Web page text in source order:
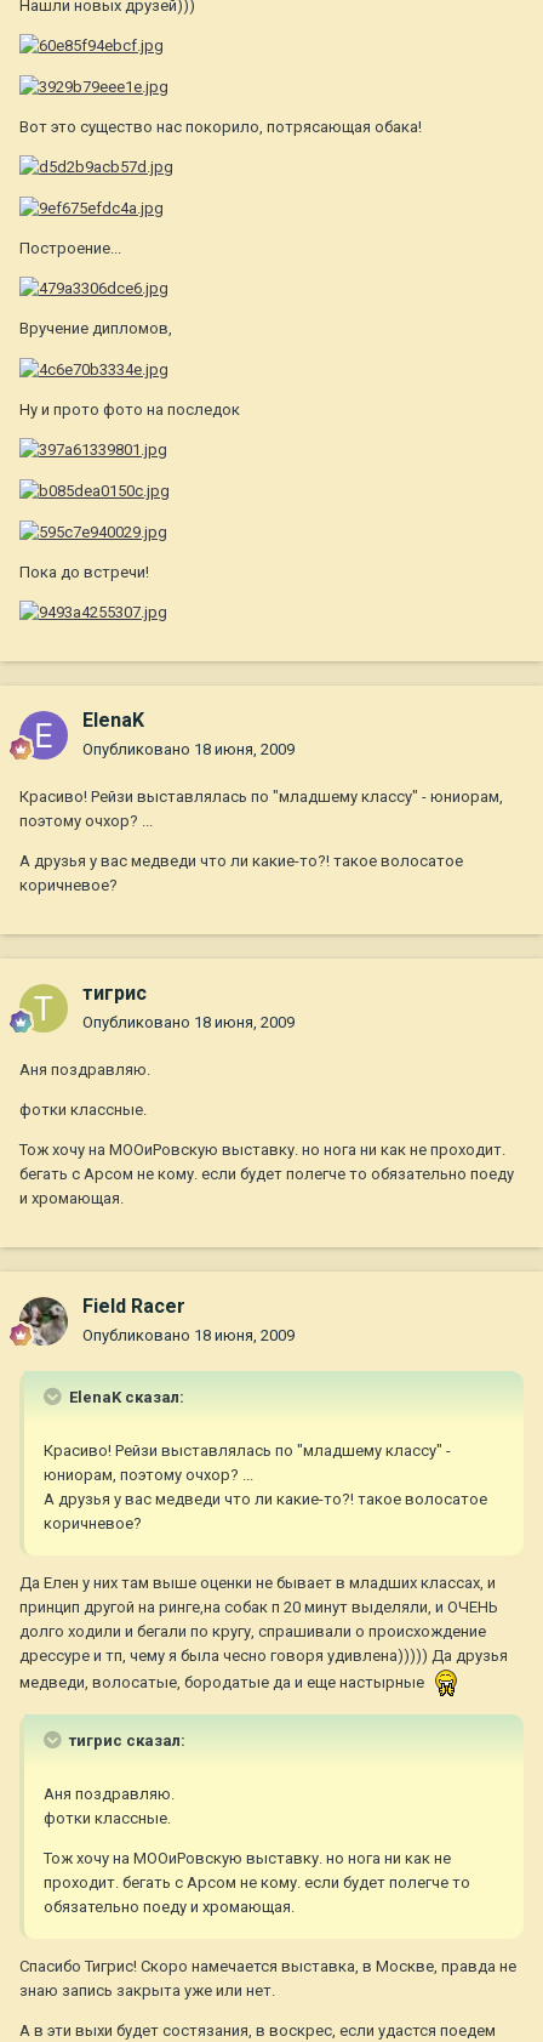
Нашли новых друзей)))
Вот это существо нас покорило, потрясающая обака!
Построение...
Вручение дипломов,
Ну и прото фото на последок
Пока до встречи!
ElenaK
Опубликовано 18 июня, 2009
Красиво! Рейзи выставлялась по "младшему классу" - юниорам,
поэтому очхор? ...
А друзья у вас медведи что ли какие-то?! такое волосатое
коричневое?
тигрис
Опубликовано 18 июня, 2009
Аня поздравляю.
фотки классные.
Тож хочу на МООиРовскую выставку. но нога ни как не проходит.
бегать с Арсом не кому. если будет полегче то обязательно поеду
и хромающая.
Field Racer
Опубликовано 18 июня, 2009
ElenaK сказал:
Красиво! Рейзи выставлялась по "младшему классу" -
юниорам, поэтому очхор? ...
А друзья у вас медведи что ли какие-то?! такое волосатое
коричневое?
Да Елен у них там выше оценки не бывает в младших классах, и
принцип другой на ринге,на собак п 20 минут выделяли, и ОЧЕНЬ
долго ходили и бегали по кругу, спрашивали о происхождение
дрессуре и тп, чему я была чесно говоря удивлена))))) Да друзья
медведи, волосатые, бородатые да и еще настырные
тигрис сказал:
Аня поздравляю.
фотки классные.
Тож хочу на МООиРовскую выставку. но нога ни как не
проходит. бегать с Арсом не кому. если будет полегче то
обязательно поеду и хромающая.
Спасибо Тигрис! Скоро намечается выставка, в Москве, правда не
знаю запись закрыта уже или нет.
А в эти выхи будет состязания, в воскрес, если удастся поедем